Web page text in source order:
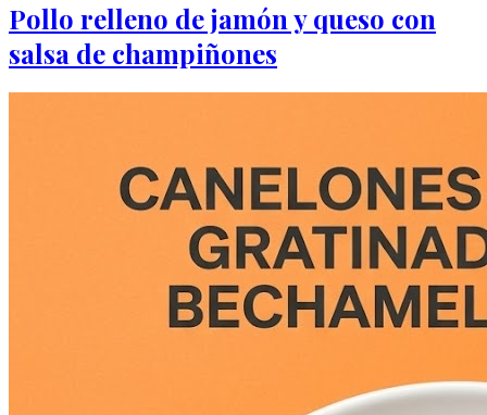
Pollo relleno de jamón y queso con
salsa de champiñones